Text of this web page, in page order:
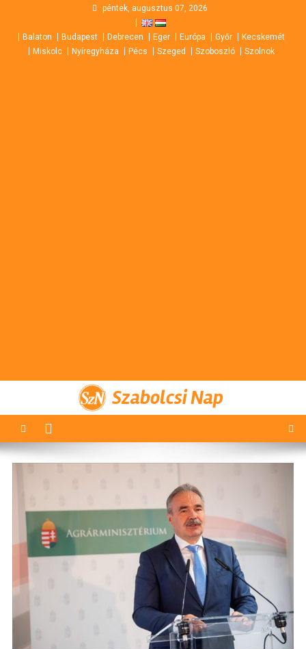
content
péntek, augusztus 07, 2026
Balaton Budapest Debrecen Eger Európa Győr
Kecskemét
Miskolc
Nyíregyháza Pécs Szeged Szoboszló Szolnok
Szabolcsi Nap